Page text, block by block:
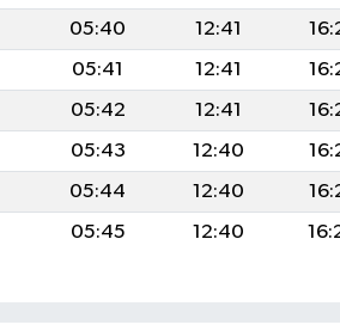
05:40 12:41
05:41 12:41
05:42 12:41
05:43 12:40
05:44 12:40
05:45 12:40